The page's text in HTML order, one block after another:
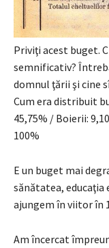
Priviţi acest buget.
semnificativ?
domnul ţării şi cine
Cum era distribuit
45,75% / Boierii:
100%
E un buget mai
sănătatea, educaţia
ajungem în viitor în
Am încercat